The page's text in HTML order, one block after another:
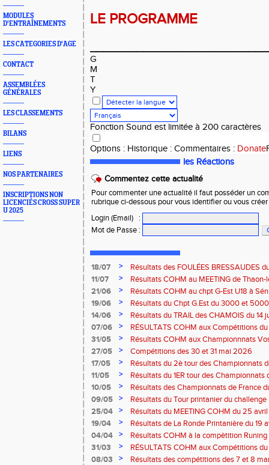
MODULES
D'ENTRAÎNEMENTS
LES CATEGORIES D'AGE
CONTACT
ASSEMBLÉES
GÉNÉRALES
LES CLASSEMENTS
BILANS
LIENS
NOS PARTENAIRES
INSCRIPTIONS NON
LICENCIÉS CROSS SUPER
U 2025
LE PROGRAMME
G
M
T
Y
Fonction Sound est limitée à 200 caractères
Options : Historique : Commentaires : Donate
les Réactions
Commentez cette actualité
Pour commenter une actualité il faut posséder un
rubrique ci-dessous pour vous identifier ou vous
Login (Email)
:
Mot de Passe :
18/07 >
Résultats des FOULÉES BRESSAUDES
Bresse
11/07 >
Résultats COHM au MEETING de Thaon-
2026
21/06 >
Résultats COHM au chpt G-Est U18 à
2026
19/06 >
Résultats du Chpt G.Est du 3000 et
Amneville
14/06 >
Résultats du TRAIL des CHAMOIS du 14
Moselotte
07/06 >
RÉSULTATS COHM aux Compétitions
31/05
>
Résultats COHM aux Championnnats
Masters du 31 mai 2026 à Remiremont
27/05 >
Compétitions des 30 et 31 mai 2026
17/05
>
Résultats du 2è tour des Championnats
région G-Est du 17 mai 2025 à
11/05 >
Résultats du 1ER tour des Championnats
Thaon-les Vosges
10/05 >
Résultats des Championnats de France
Marathon du 10 mai à Troyes
09/05 >
Résultats du Tour printanier du
25/04
>
Résultats du MEETING COHM du 25
19/04
>
Résultats de La Ronde Printanière du 19
route de Belfort
04/04 >
Résultats COHM à la compètition
court" des 4 et 5 avril à Toul
31/03 >
RÉSULTATS COHM aux Compétitions
08/03
>
Résultats des compétitions des 7 et 8